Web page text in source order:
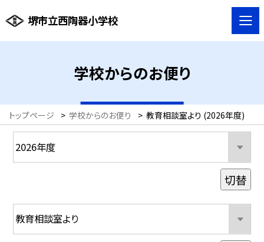
堺市立西陶器小学校
学校からのお便り
トップページ > 学校からのお便り > 教育相談室より (2026年度)
切替